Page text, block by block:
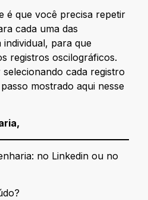
é que você precisa repetir
cada uma das
para que
registros oscilográficos.
cada registro
mostrado aqui nesse
no Linkedin ou no